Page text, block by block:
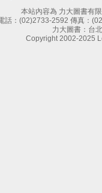
本站內容為 力大圖書有
話： (02)2733-2592 傳真：
力大圖書：台
Copyright 2002-2025